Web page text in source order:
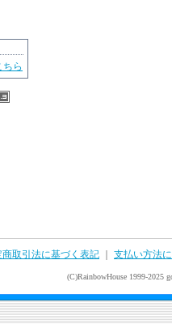
ちら
商取引法に基づく表記 支払い方法
(C)RainbowHouse 1999-2025